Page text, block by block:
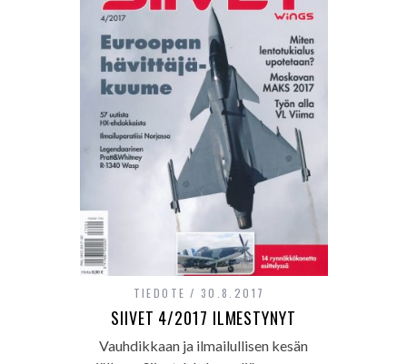
TIEDOTE 30.8.2017
SIIVET 4/2017 ILMESTYNYT
Vauhdikkaan ja ilmailullisen kesän